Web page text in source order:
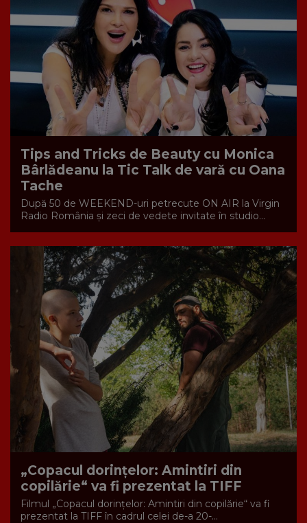
Tips and Tricks de Beauty cu Monica
Bârlădeanu la Tic Talk de vară cu Oana
Tache
După 50 de WEEKEND-uri petrecute ON AIR la Virgin
Radio România și zeci de vedete invitate în studio...
„Copacul dorințelor: Amintiri din
copilărie“ va fi prezentat la TIFF
Filmul „Copacul dorințelor: Amintiri din copilărie“ va fi
prezentat la TIFF în cadrul celei de-a 20-...